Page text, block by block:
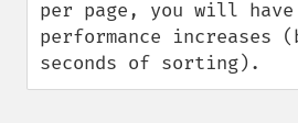
per page, you will
performance increases
seconds of sorting).